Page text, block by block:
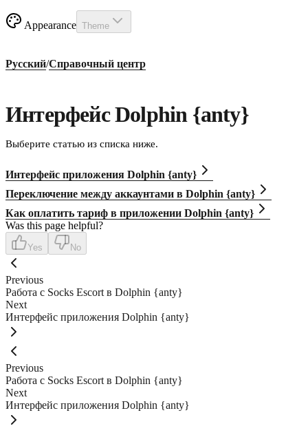
Appearance Theme
Русский/Справочный центр
Интерфейс Dolphin {anty}
Выберите статью из списка ниже.
Интерфейс приложения Dolphin {anty}
Переключение между аккаунтами в Dolphin {anty}
Как оплатить тариф в приложении Dolphin {anty}
Was this page helpful?
Yes No
Previous
Работа с Socks Escort в Dolphin {anty}
Next
Интерфейс приложения Dolphin {anty}
Previous
Работа с Socks Escort в Dolphin {anty}
Next
Интерфейс приложения Dolphin {anty}